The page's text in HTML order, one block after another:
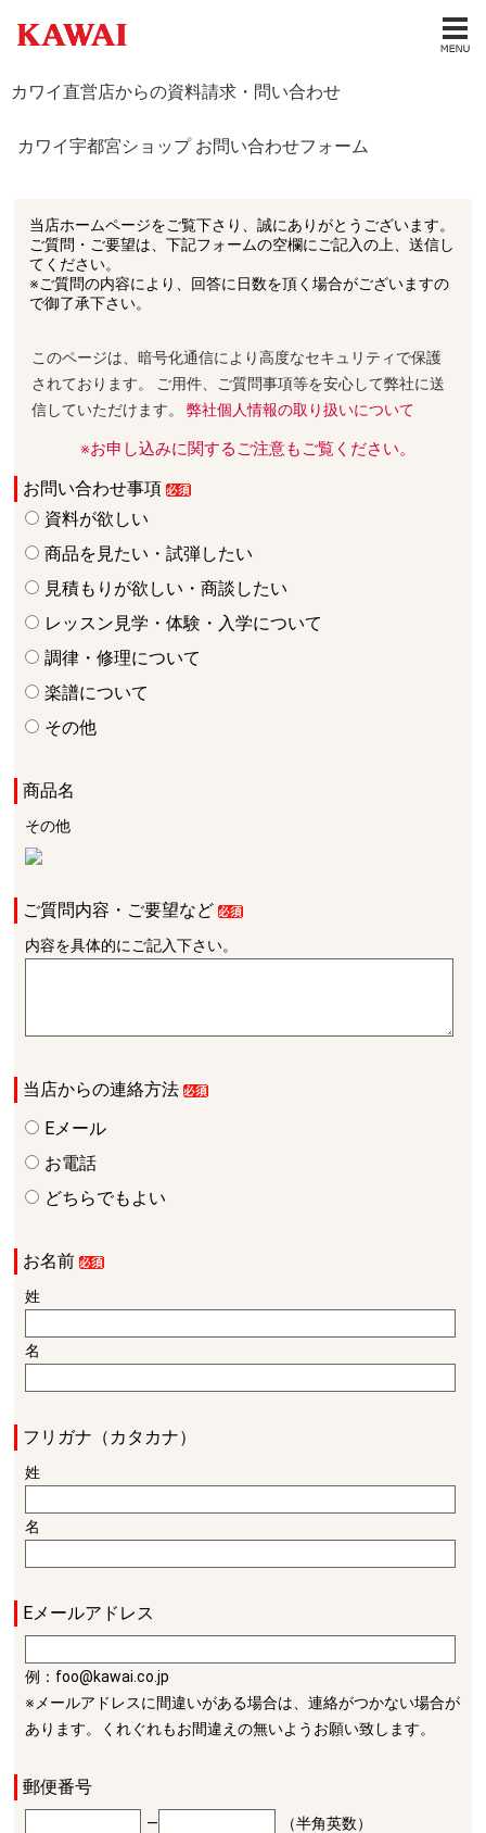
カワイ直営店からの資料請求・問い合わせ
カワイ宇都宮ショップ お問い合わせフォーム
当店ホームページをご覧下さり、誠にありがとうございます。
ご質問・ご要望は、下記フォームの空欄にご記入の上、送信し
てください。
※ご質問の内容により、回答に日数を頂く場合がございますの
で御了承下さい。
このページは、暗号化通信により高度なセキュリティで保護
されております。 ご用件、ご質問事項等を安心して弊社に送
信していただけます。弊社個人情報の取り扱いについて
※お申し込みに関するご注意もご覧ください。
お問い合わせ事項
資料が欲しい
商品を見たい・試弾したい
見積もりが欲しい・商談したい
レッスン見学・体験・入学について
調律・修理について
楽譜について
その他
商品名
その他
ご質問内容・ご要望など
内容を具体的にご記入下さい。
当店からの連絡方法
Eメール
お電話
どちらでもよい
お名前
姓
名
フリガナ（カタカナ）
姓
名
Eメールアドレス
例：foo@kawai.co.jp
※メールアドレスに間違いがある場合は、連絡がつかない場合が
あります。くれぐれもお間違えの無いようお願い致します。
郵便番号
― （半角英数）